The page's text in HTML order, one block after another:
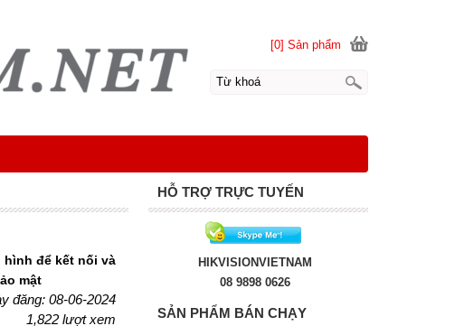
hình để kết nối và
mật
đăng: 08-06-2024
1,822 lượt xem
HỖ TRỢ TRỰC TUYẾN
HIKVISIONVIETNAM
08 9898 0626
SẢN PHẨM BÁN CHẠY
[0] Sản phẩm